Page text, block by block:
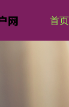
首页